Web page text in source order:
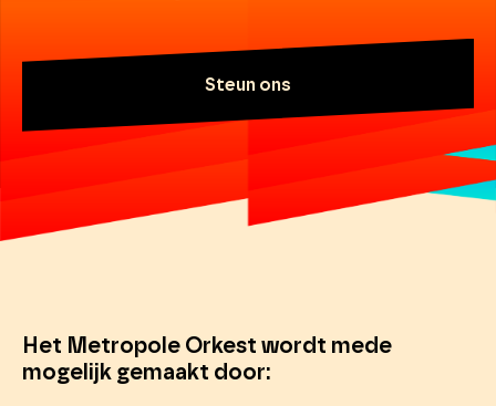
Steun ons
Het Metropole Orkest wordt mede
mogelijk gemaakt door: